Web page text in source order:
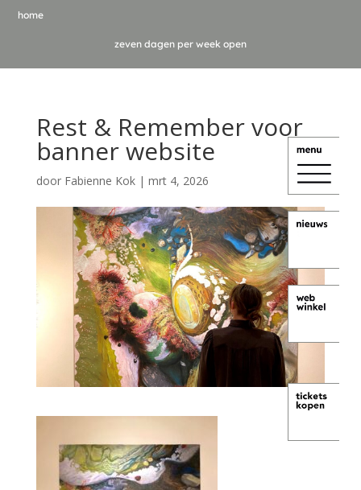
home
zeven dagen per week open
Rest & Remember voor
banner website
door Fabienne Kok| mrt 4, 2026